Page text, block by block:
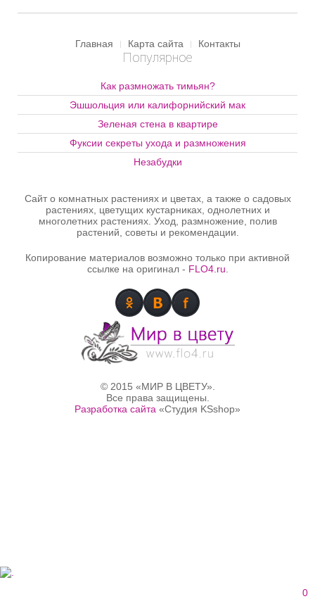
0
до 25 лет. Дейция
вообще может расти в тени
его видов насчитывают 70—
безусловной любовью всех
садоводов, потому что
прекрасно зимует в
проблем радует буйным
цветением многие годы.
Главная Карта сайта Контакты
Популярное
Как размножать тимьян?
Эшшольция или калифорнийский мак
Зеленая стена в квартире
Фуксии секреты ухода и размножения
Незабудки
Сайт о комнатных растениях и цветах, а также о садовых
растениях, цветущих кустарниках, однолетних и
многолетних растениях. Уход, размножение, полив
растений, советы и рекомендации.
Копирование материалов возможно только при активной
ссылке на оригинал - FLO4.ru
© 2015 «МИР В ЦВЕТУ».
Все права защищены.
Разработка сайта «Студия KSshop»